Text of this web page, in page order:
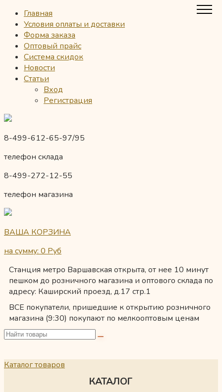
Главная
Условия оплаты и доставки
Форма заказа
Оптовый прайс
Система скидок
Новости
Статьи
Вход
Регистрация
8-499-612-65-97/95
телефон склада
8-499-272-12-55
телефон магазина
ВАША КОРЗИНА
на сумму: 0 Руб
Станция метро Варшавская открыта, от нее 10 минут
пешком до розничного магазина и оптового склада по
адресу: Каширский проезд, д.17 стр.1
ВСЕ покупатели, пришедшие к открытию розничного
магазина (9:30) покупают по мелкооптовым ценам
Каталог товаров
КАТАЛОГ